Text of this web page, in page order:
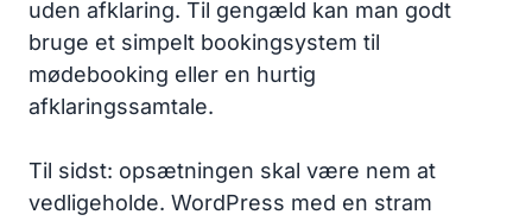
uden afklaring. Til gengæld kan man godt
bruge et simpelt bookingsystem til
mødebooking eller en hurtig
afklaringssamtale.
Til sidst: opsætningen skal være nem at
vedligeholde. WordPress med en stram